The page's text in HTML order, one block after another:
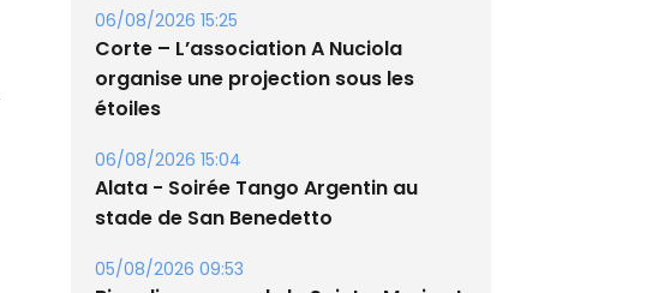
organise une projection sous les
étoiles
06/08/2026 15:04
stade de San Benedetto
05/08/2026 09:53
procession le 14 août